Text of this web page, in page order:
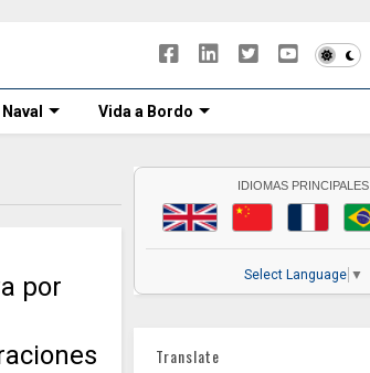
Vida a Bordo
por
IDIOMAS PRINCIPALES
Select Language ▼
Translate